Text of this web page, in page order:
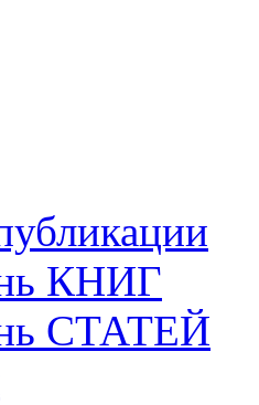
КНИГ
СТАТЕЙ